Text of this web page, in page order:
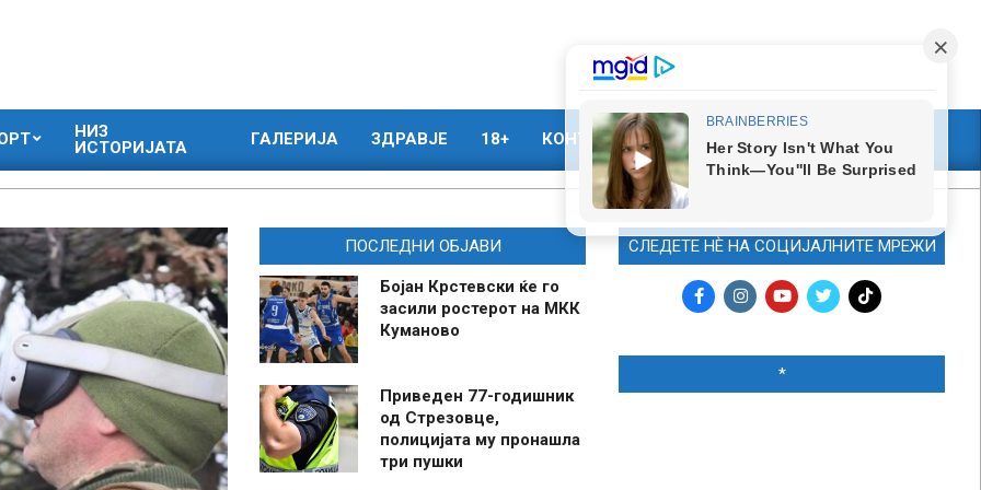
НИЗ
ИСТОРИЈАТА
ГАЛЕРИЈА ЗДРАВЈЕ 18+ КОНТАКТ МАРКЕТИНГ
ПОСЛЕДНИ ОБЈАВИ
Бојан Крстевски ќе го
засили ростерот на МКК
Куманово
Приведен 77-годишник
од Стрезовце,
полицијата му пронашла
три пушки
СЛЕДЕТЕ НЀ НА СОЦИЈАЛНИТЕ МРЕЖИ
*